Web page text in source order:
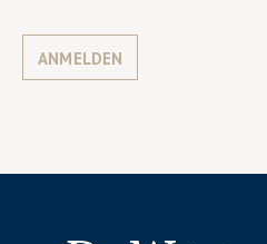
ANMELDEN